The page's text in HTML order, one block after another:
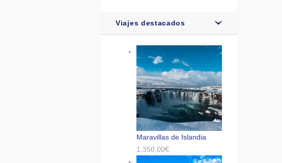
Viajes destacados
Maravillas de Islandia
1.350,00€